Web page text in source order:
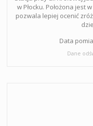
w Płocku. Położona jest
pozwala lepiej ocenić
Data
Dane